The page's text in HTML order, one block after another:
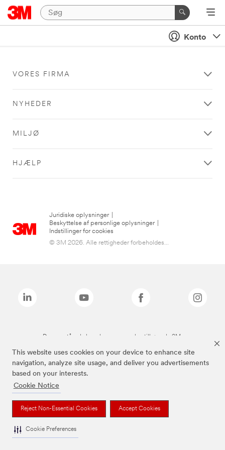
This website uses cookies on your device to enhance site
navigation, analyze site usage, and deliver you advertisements
based on your interests.
Cookie Notice
Reject Non-Essential Cookies Accept Cookies
Cookie Preferences
Konto
VORES FIRMA
NYHEDER
MILJØ
HJÆLP
Juridiske oplysninger
Beskyttelse af personlige oplysninger
Indstillinger for cookies
© 3M 2026. Alle rettigheder forbeholdes...
De ovenstående brands er varemærker tilhørende 3M.